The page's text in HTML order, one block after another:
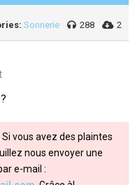
Sonnerie 288 2
vous avez des plaintes
nous envoyer une
e-mail :